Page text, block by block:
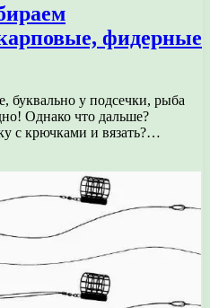
фидерные
буквально у подсечки, рыба
Однако что дальше?
с крючками и вязать?…